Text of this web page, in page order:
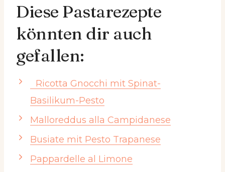
Diese Pastarezepte
könnten dir auch
gefallen:
Ricotta Gnocchi mit Spinat-
Basilikum-Pesto
Malloreddus alla Campidanese
Busiate mit Pesto Trapanese
Pappardelle al Limone